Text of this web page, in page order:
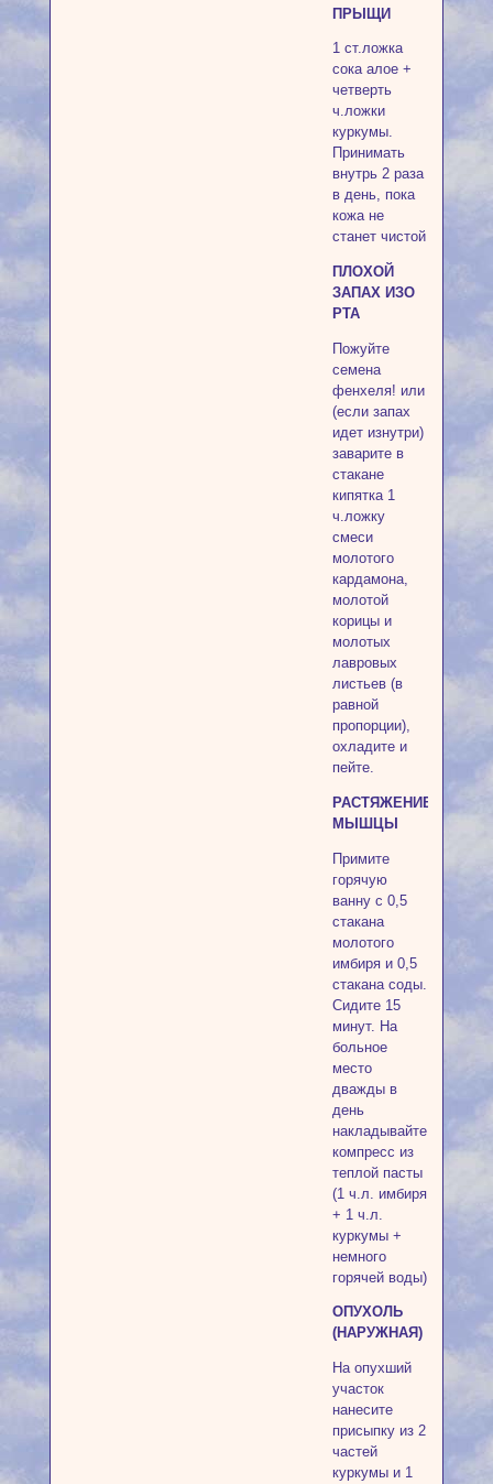
ПРЫЩИ
1 ст.ложка
сока алое +
четверть
ч.ложки
куркумы.
Принимать
внутрь 2 раза
в день, пока
кожа не
станет чистой
ПЛОХОЙ
ЗАПАХ ИЗО
РТА
Пожуйте
семена
фенхеля! или
(если запах
идет изнутри)
заварите в
стакане
кипятка 1
ч.ложку
смеси
молотого
кардамона,
молотой
корицы и
молотых
лавровых
листьев (в
равной
пропорции),
охладите и
пейте.
РАСТЯЖЕНИЕ
МЫШЦЫ
Примите
горячую
ванну с 0,5
стакана
молотого
имбиря и 0,5
стакана соды.
Сидите 15
минут. На
больное
место
дважды в
день
накладывайте
компресс из
теплой пасты
(1 ч.л. имбиря
+ 1 ч.л.
куркумы +
немного
горячей воды)
ОПУХОЛЬ
(НАРУЖНАЯ)
На опухший
участок
нанесите
присыпку из 2
частей
куркумы и 1